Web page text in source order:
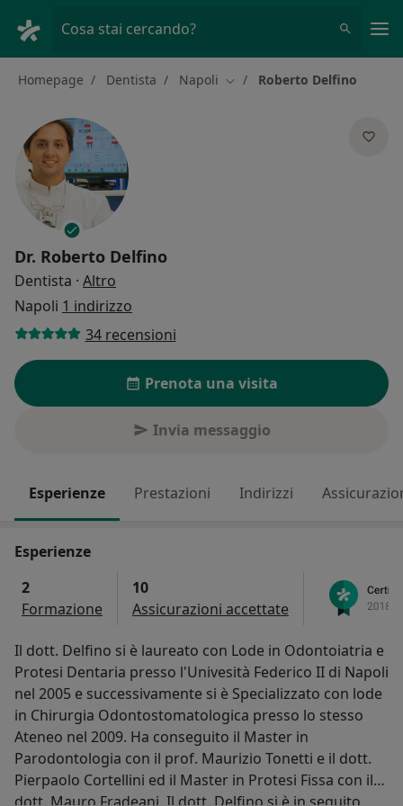
Cosa stai cercando?
Homepage Dentista Napoli Cambia città
Roberto Delfino
Dr. Roberto Delfino
Dentista · Altro
Napoli 1 indirizzo
34 recensioni
Prenota una visita
Invia messaggio
Esperienze Prestazioni Indirizzi
Esperienze
2
Formazione
10
Assicurazioni accettate
Il dott. Delfino si è laureato con Lode in Odontoiatria e
Protesi Dentaria presso l'Univesità Federico II di Napoli
nel 2005 e successivamente si è Specializzato con lode
in Chirurgia Odontostomatologica presso lo stesso
Ateneo nel 2009. Ha conseguito il Master in
Parodontologia con il prof. Maurizio Tonetti e il dott.
Pierpaolo Cortellini ed il Master in Protesi Fissa con il
dott. Mauro Fradeani. Il dott. Delfino si è in seguito